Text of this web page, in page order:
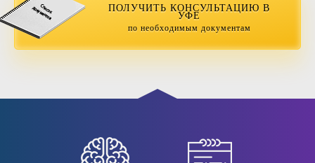
ПОЛУЧИТЬ КОНСУЛЬТАЦИЮ В
УФЕ
по необходимым документам